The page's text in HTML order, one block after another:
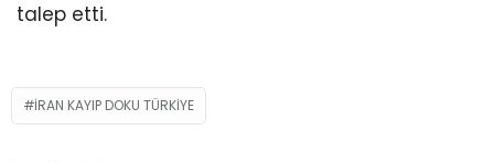
talep etti.
IRAN KAYIP DOKU TÜRKIYE